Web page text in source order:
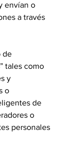
envían o
a través
de
tales como
y
o
de
o
personales